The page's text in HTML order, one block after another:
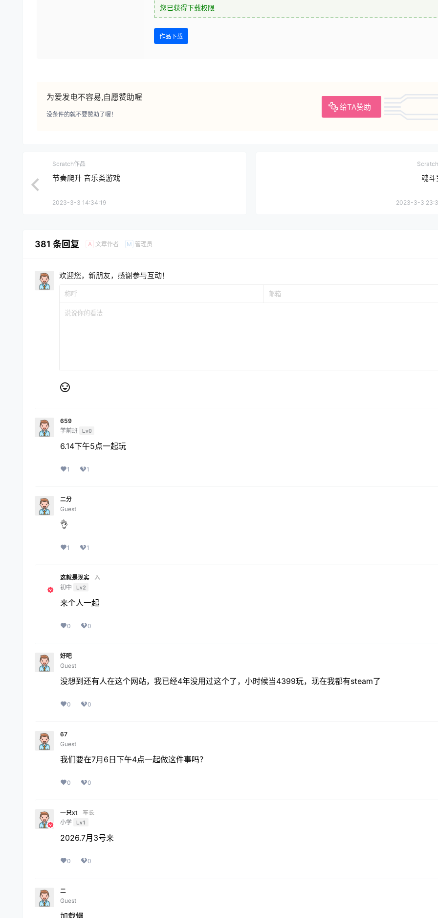
您已获得下载权限
作品下载
为爱发电不容易,自愿赞助喔
给TA赞助
没条件的就不要赞助了喔！
Scratch作品
节奏爬升 音乐类游戏
2023-3-3 14:34:19
魂斗
2023-3-3
381 条回复 A 文章作者 M 管理员
欢迎您，新朋友，感谢参与互动！
659
学前班 Lv0
6.14下午5点一起玩
1 1
二分
Guest
👌
1 1
这就是现实
入
初中
Lv2
来个人一起
0 0
好吧
Guest
没想到还有人在这个网站，我已经4年没用过这个了，小时候当4399玩，现在我都有steam了
0 0
67
Guest
我们要在7月6日下午4点一起做这件事吗？
0 0
一只xt
车长
小学 Lv1
2026.7月3号来
0 0
二
Guest